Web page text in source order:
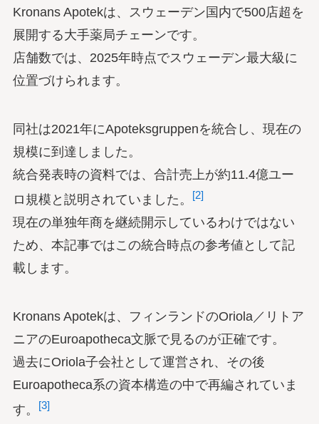
Kronans Apotekは、スウェーデン国内で500店超を
展開する大手薬局チェーンです。
店舗数では、2025年時点でスウェーデン最大級に
位置づけられます。
同社は2021年にApoteksgruppenを統合し、現在の
規模に到達しました。
統合発表時の資料では、合計売上が約11.4億ユー
ロ規模と説明されていました。
[2]
現在の単独年商を継続開示しているわけではない
ため、本記事ではこの統合時点の参考値として記
載します。
Kronans Apotekは、フィンランドのOriola／リトア
ニアのEuroapotheca文脈で見るのが正確です。
過去にOriola子会社として運営され、その後
Euroapotheca系の資本構造の中で再編されていま
す。
[3]